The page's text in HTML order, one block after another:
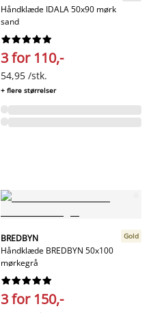
Håndklæde IDALA 50x90 mørk
sand






3 for 110,-
54,95 /stk.
+ flere størrelser
BREDBYN
Håndklæde BREDBYN 50x100
mørkegrå
Gold






3 for 150,-